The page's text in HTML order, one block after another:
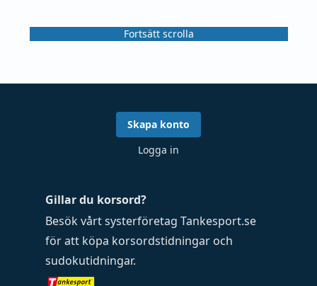
Fortsätt scrolla
Gillar du korsord?
Besök vårt systerföretag Tankesport.se
för att köpa korsordstidningar och
sudokutidningar.
Skapa konto
Logga in